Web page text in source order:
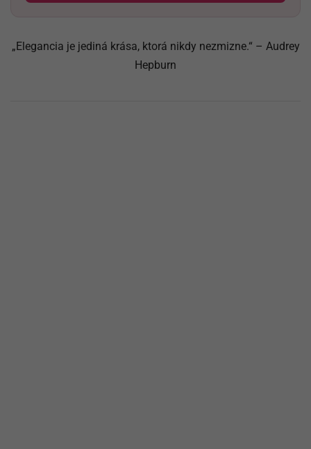
„Elegancia je jediná krása, ktorá nikdy nezmizne.“ – Audrey
Hepburn